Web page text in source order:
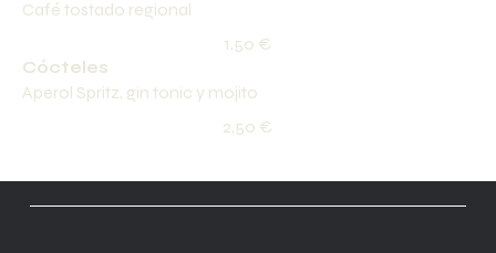
Café tostado regional
1,50 €
Cócteles
Aperol Spritz, gin tonic y mojito
2,50 €